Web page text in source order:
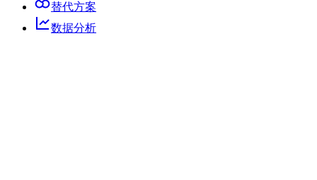
替代方案
数据分析